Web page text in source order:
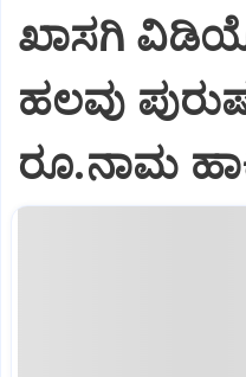
ಖಾಸಗಿ
ಹಲವು
ರೂ.ನಾಮ